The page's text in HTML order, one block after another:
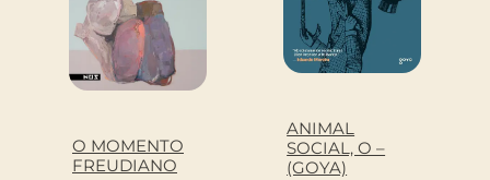
O MOMENTO
FREUDIANO
ANIMAL
SOCIAL, O –
(GOYA)